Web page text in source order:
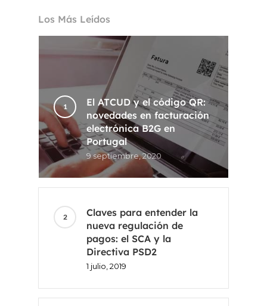
Los Más Leídos
El ATCUD y el código QR:
novedades en facturación
electrónica B2G en
Portugal
9 septiembre, 2020
Claves para entender la
nueva regulación de
pagos: el SCA y la
Directiva PSD2
1 julio, 2019